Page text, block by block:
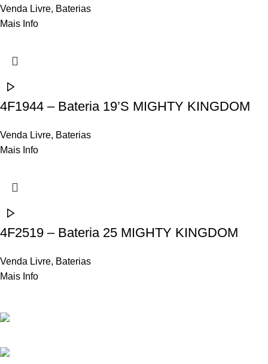
Venda Livre, Baterias
Mais Info
4F1944 – Bateria 19’S MIGHTY KINGDOM
Venda Livre, Baterias
Mais Info
4F2519 – Bateria 25 MIGHTY KINGDOM
Venda Livre, Baterias
Mais Info